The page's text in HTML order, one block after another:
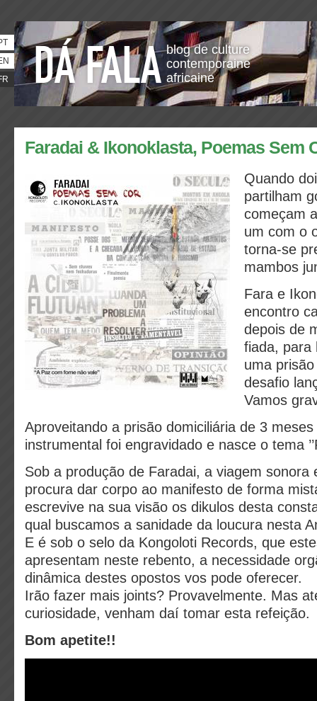
blog de culture
contemporaine
africaine
Faradai & Ikonoklasta, Poemas Sem
Quando
partilham
começam
um com o
torna-se
mambos
Fara e
encontro
depois de
fiada, para
uma
desafio
Vamos
Aproveitando a prisão domiciliária de 3
instrumental foi engravidado e nasce o tema
Sob a produção de Faradai, a viagem sonora
procura dar corpo ao manifesto de forma
escrevive na sua visão os dikulos desta
qual buscamos a sanidade da loucura nesta
E é sob o selo da Kongoloti Records, que
apresentam neste rebento, a necessidade
dinâmica destes opostos vos pode oferecer.
Irão fazer mais joints? Provavelmente. Mas
curiosidade, venham daí tomar esta refeição.
Bom apetite!!